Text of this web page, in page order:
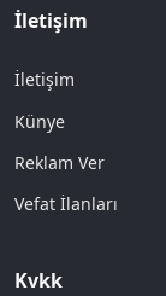
İletişim
İletişim
Künye
Reklam Ver
Vefat İlanları
Kvkk